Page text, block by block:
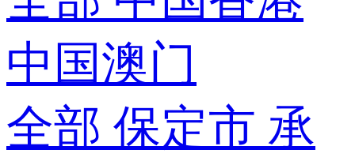
中国澳门
全部 保定市 承